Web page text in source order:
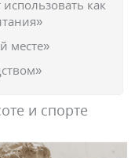
использовать как
месте»
и спорте